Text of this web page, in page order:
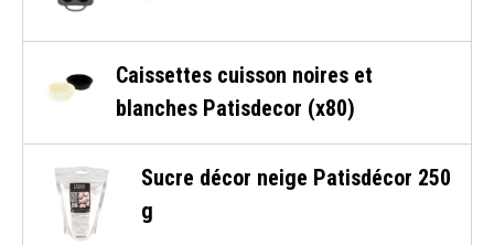
Caissettes cuisson noires et
blanches Patisdecor (x80)
Sucre décor neige Patisdécor 250
g